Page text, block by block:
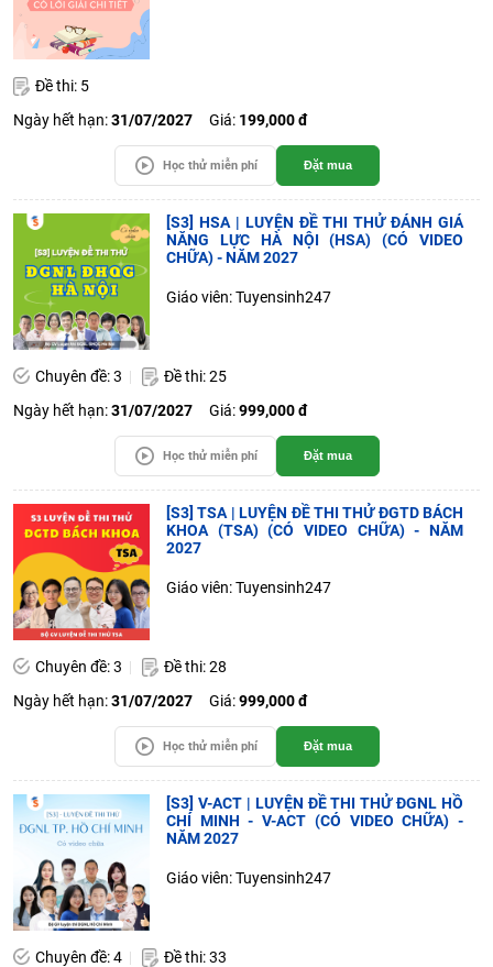
Đề thi: 5
Ngày hết hạn:31/07/2027 Giá: 199,000 đ
Học thử miễn phí Đặt mua
[S3] HSA | LUYỆN ĐỀ THI THỬ ĐÁNH GIÁ
NĂNG LỰC HÀ NỘI (HSA) (CÓ VIDEO
CHỮA) - NĂM 2027
Giáo viên: Tuyensinh247
Chuyên đề: 3
Đề thi: 25
Ngày hết hạn:31/07/2027 Giá:999,000 đ
Học thử miễn phí Đặt mua
[S3] TSA | LUYỆN ĐỀ THI THỬ ĐGTD BÁCH
KHOA (TSA) (CÓ VIDEO CHỮA) - NĂM
2027
Giáo viên: Tuyensinh247
Chuyên đề: 3
Đề thi: 28
Ngày hết hạn:31/07/2027 Giá:999,000 đ
Học thử miễn phí Đặt mua
[S3] V-ACT | LUYỆN ĐỀ THI THỬ ĐGNL HỒ
CHÍ MINH - V-ACT (CÓ VIDEO CHỮA) -
NĂM 2027
Giáo viên: Tuyensinh247
Chuyên đề: 4
Đề thi: 33